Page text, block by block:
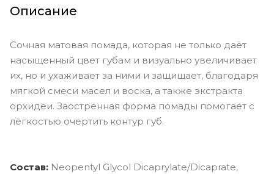
Описание
Сочная матовая помада, которая не только даёт
насыщенный цвет губам и визуально увеличивает
их, но и ухаживает за ними и защищает, благодаря
мягкой смеси масел и воска, а также экстракта
орхидеи. Заостренная форма помады помогает с
лёгкостью очертить контур губ.
Состав: Neopentyl Glycol Dicaprylate/Dicaprate,